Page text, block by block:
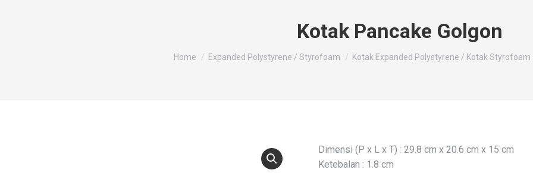
Kotak Pancake Golgon
You are here:
Home Expanded Polystyrene / Styrofoam Kotak Expanded Polystyrene / Kotak Styrofoam
Dimensi (P x L x T) : 29.8 cm x 20.6 cm x 15 cm
Ketebalan : 1.8 cm